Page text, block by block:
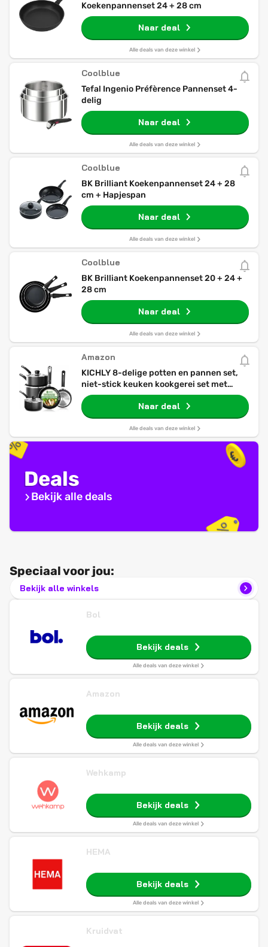
Koekenpannenset 24 + 28 cm
Naar deal
Alle deals van deze winkel
Coolblue
Tefal Ingenio Préfèrence Pannenset 4-
delig
Naar deal
Alle deals van deze winkel
Coolblue
BK Brilliant Koekenpannenset 24 + 28
cm + Hapjespan
Naar deal
Alle deals van deze winkel
Coolblue
BK Brilliant Koekenpannenset 20 + 24 +
28 cm
Naar deal
Alle deals van deze winkel
Amazon
KICHLY 8-delige potten en pannen set,
niet-stick keuken kookgerei set met
20cm en 28cm koekenpannen en 16cm,
18cm, 20cm steelpannen met deksels,
inductie compatibele potten en pannen
set anti-stick
Naar deal
Alle deals van deze winkel
Deals
Bekijk alle deals
Speciaal voor jou:
Bekijk alle winkels
Bol
Bekijk deals
Alle deals van deze winkel
Amazon
Bekijk deals
Alle deals van deze winkel
Wehkamp
Bekijk deals
Alle deals van deze winkel
HEMA
Bekijk deals
Alle deals van deze winkel
Kruidvat